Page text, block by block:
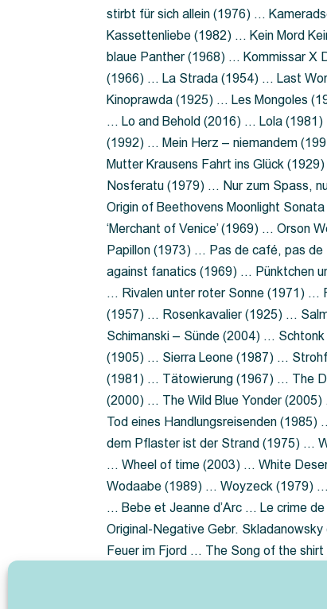
stirbt für sich allein (1976) …
Kassettenliebe (1982) … Kein Mord
blaue Panther (1968) … Kommissar X
(1966) … La Strada (1954) … Last
Kinoprawda (1925) … Les Mongoles
… Lo and Behold (2016) … Lola
(1992) … Mein Herz – niemandem
Mutter Krausens Fahrt ins Glück
Nosferatu (1979) … Nur zum Spass,
Origin of Beethovens Moonlight
‘Merchant of Venice’ (1969) … Orson
Papillon (1973) … Pas de café, pas
against fanatics (1969) … Pünktchen
… Rivalen unter roter Sonne (1971) …
(1957) … Rosenkavalier (1925) …
Schimanski – Sünde (2004) …
(1905) … Sierra Leone (1987) …
(1981) … Tätowierung (1967) … The
(2000) … The Wild Blue Yonder
Tod eines Handlungsreisenden
dem Pflaster ist der Strand (1975) …
… Wheel of time (2003) … White
Wodaabe (1989) … Woyzeck (1979)
… Bebe et Jeanne d’Arc … Le crime
Original-Negative Gebr.
Feuer im Fjord … The Song of the